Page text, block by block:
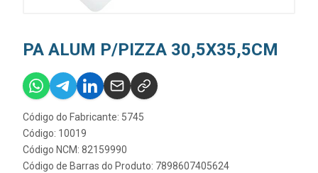
PA ALUM P/PIZZA 30,5X35,5CM
Código do Fabricante: 5745
Código: 10019
Código NCM: 82159990
Código de Barras do Produto: 7898607405624